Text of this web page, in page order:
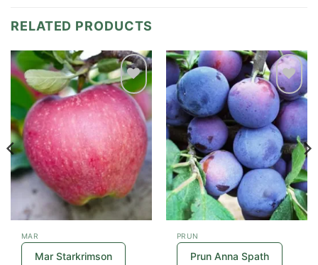
RELATED PRODUCTS
MAR
Mar Starkrimson
PRUN
Prun Anna Spath